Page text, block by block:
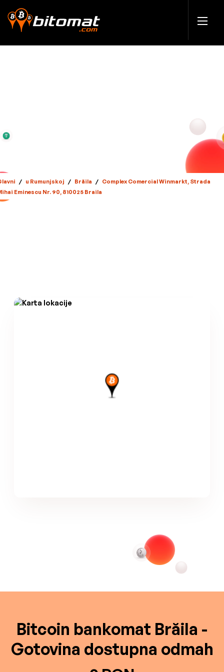
/ u Rumunjskoj / Brăila / Complex Comercial Winmarkt, Strada
Eminescu Nr. 90, 810025 Braila
Bitcoin bankomat Brăila -
Gotovina dostupna odmah